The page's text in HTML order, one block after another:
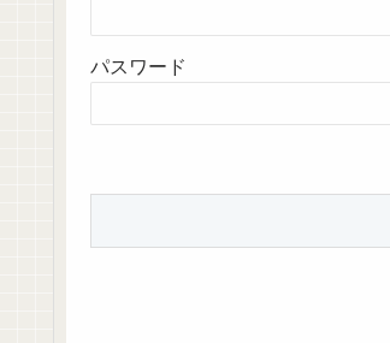
パスワード